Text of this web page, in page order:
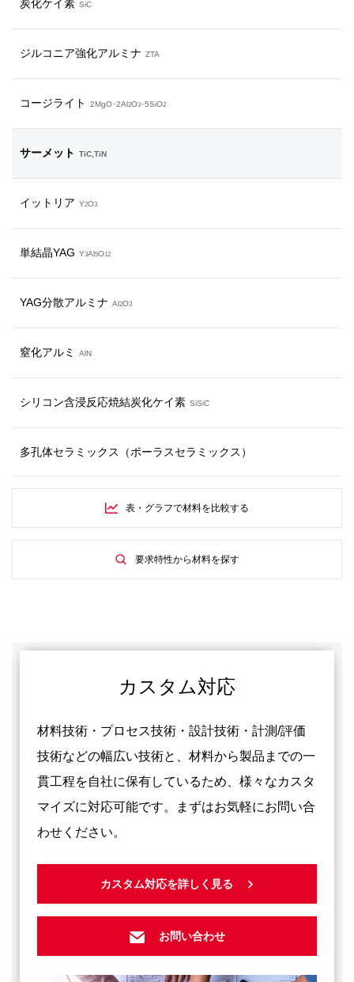
炭化ケイ素 SiC
ジルコニア強化アルミナ ZTA
コージライト 2MgO･2Al2O3･5SiO2
サーメット TiC,TiN
イットリア Y2O3
単結晶YAG Y3Al5O12
YAG分散アルミナ Al2O3
窒化アルミ AlN
シリコン含浸反応焼結炭化ケイ素 SiSiC
多孔体セラミックス （ポーラスセラミックス）
表・グラフで材料を比較する
要求特性から材料を探す
カスタム対応
材料技術・プロセス技術・設計技術・計測/評価
技術などの幅広い技術と、材料から製品までの一
貫工程を自社に保有しているため、様々なカスタ
マイズに対応可能です。まずはお気軽にお問い合
わせください。
カスタム対応を詳しく見る
お問い合わせ